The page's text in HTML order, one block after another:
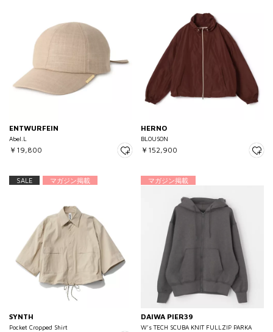
ENTWURFEIN
Abel.L
￥19,800
HERNO
BLOUSON
￥152,900
SALE マガジン掲載
SYNTH
Pocket Cropped Shirt
マガジン掲載
DAIWA PIER39
W’s TECH SCUBA KNIT FULLZIP PARKA